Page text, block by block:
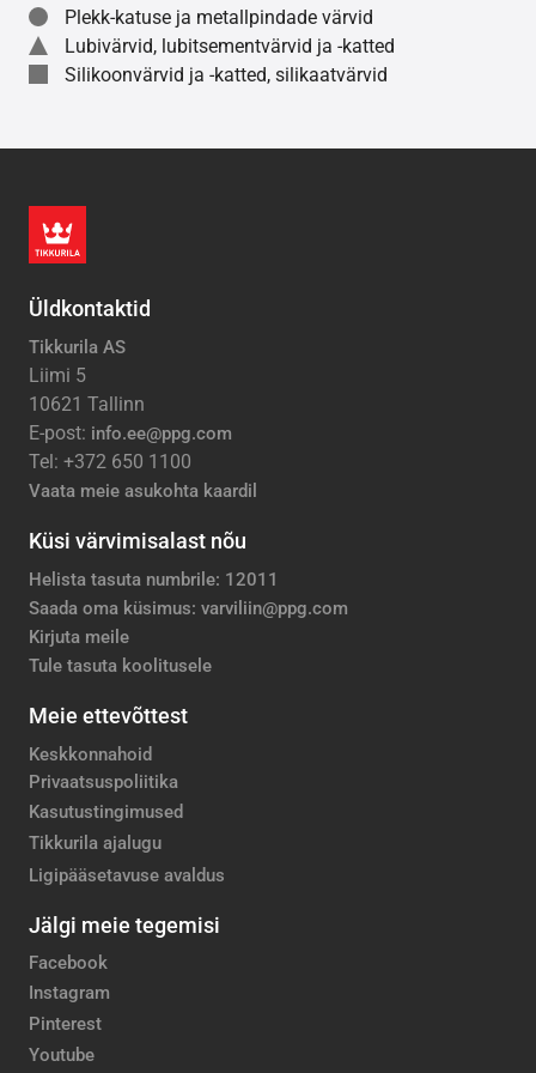
Plekk-katuse ja metallpindade värvid
Lubivärvid, lubitsementvärvid ja -katted
Silikoonvärvid ja -katted, silikaatvärvid
Üldkontaktid
Tikkurila AS
Liimi 5
10621 Tallinn
E-post: info.ee@ppg.com
Tel: +372 650 1100
Vaata meie asukohta kaardil
Küsi värvimisalast nõu
Helista tasuta numbrile: 12011
Saada oma küsimus: varviliin@ppg.com
Kirjuta meile
Tule tasuta koolitusele
Meie ettevõttest
Keskkonnahoid
Privaatsuspoliitika
Kasutustingimused
Tikkurila ajalugu
Ligipääsetavuse avaldus
Jälgi meie tegemisi
Facebook
Instagram
Pinterest
Youtube